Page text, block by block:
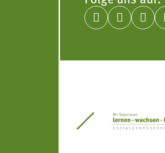
  
Südtiroler Gärtnervereinigung